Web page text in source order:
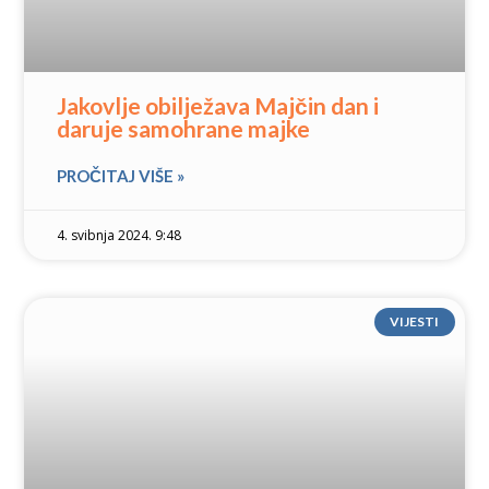
Jakovlje obilježava Majčin dan i
daruje samohrane majke
PROČITAJ VIŠE »
4. svibnja 2024. 9:48
VIJESTI